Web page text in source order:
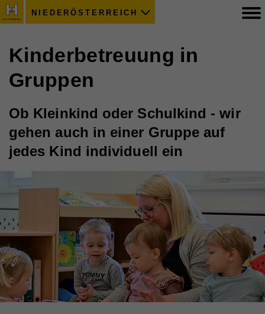
NIEDERÖSTERREICH
Kinderbetreuung in
Gruppen
Ob Kleinkind oder Schulkind - wir
gehen auch in einer Gruppe auf
jedes Kind individuell ein